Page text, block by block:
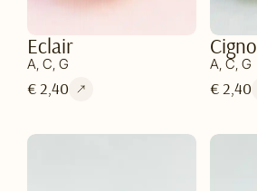
Eclair
A, C, G
€ 2,40
Cigno
A, C, G
€ 2,40